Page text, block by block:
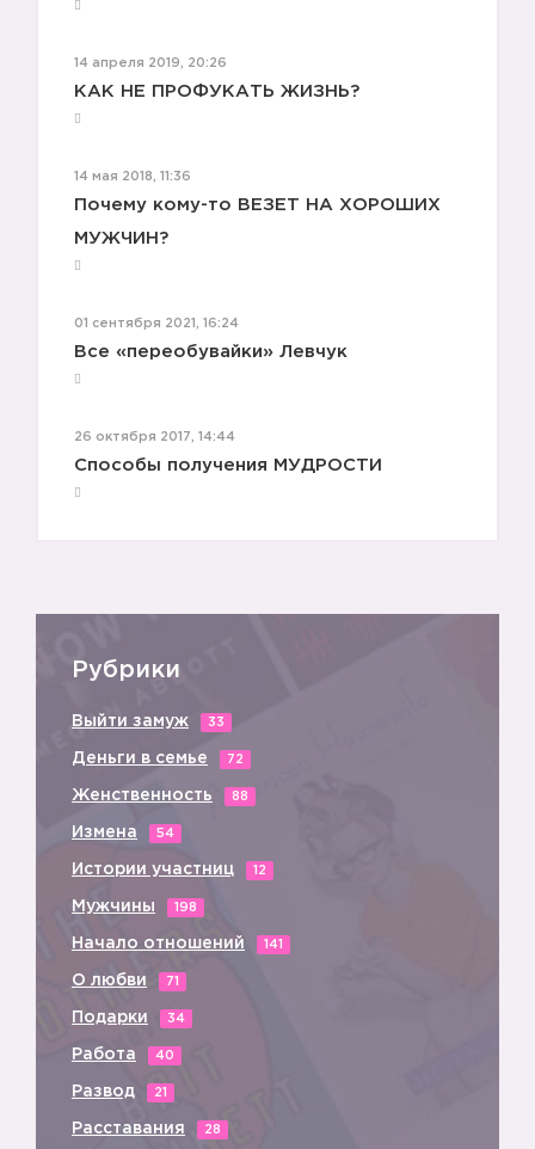
14 апреля 2019, 20:26
КАК НЕ ПРОФУКАТЬ ЖИЗНЬ?
14 мая 2018, 11:36
Почему кому-то ВЕЗЕТ НА ХОРОШИХ
МУЖЧИН?
01 сентября 2021, 16:24
Все «переобувайки» Левчук
26 октября 2017, 14:44
Способы получения МУДРОСТИ
Рубрики
Выйти замуж 33
Деньги в семье 72
Женственность 88
Измена 54
Истории участниц 12
Мужчины 198
Начало отношений 141
О любви 71
Подарки 34
Работа 40
Развод 21
Расставания 28